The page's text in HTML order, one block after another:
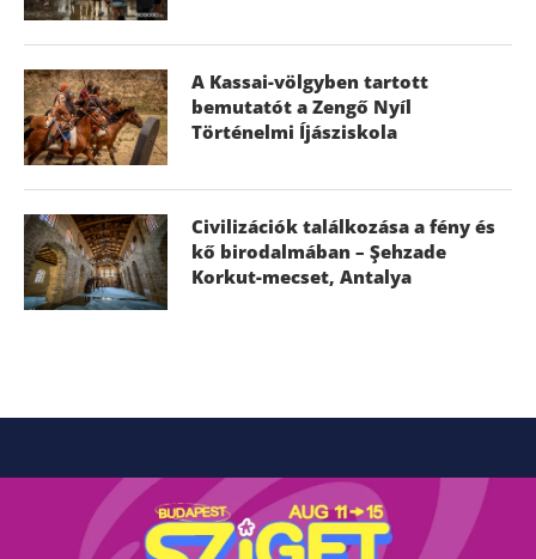
A Kassai-völgyben tartott
bemutatót a Zengő Nyíl
Történelmi Íjásziskola
Civilizációk találkozása a fény és
kő birodalmában – Şehzade
Korkut-mecset, Antalya